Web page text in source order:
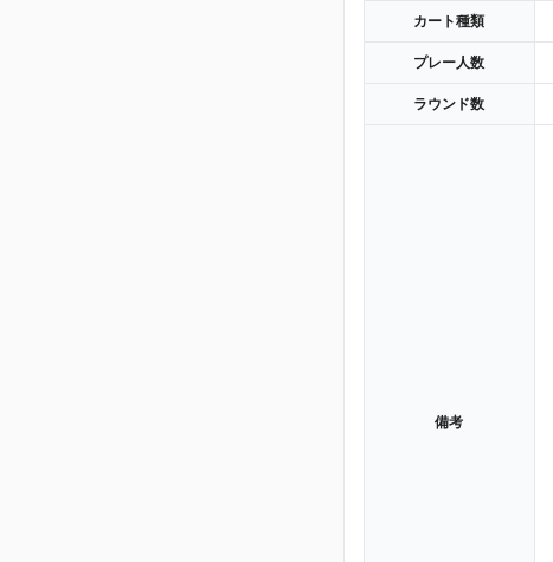
カート種類
プレー人数
ラウンド数
備考